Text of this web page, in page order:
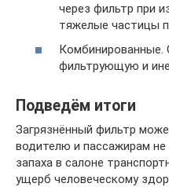
через фильтр при
тяжелые частицы
Комбинированные.
фильтрующую и
Подведём итоги
Загрязнённый фильтр
водителю и пассажирам не
запаха в салоне
ущерб человеческому